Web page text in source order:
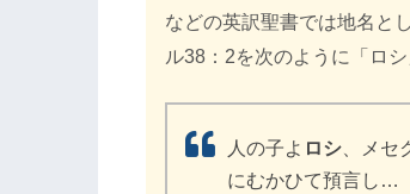
などの英訳聖書では地名と
ル38：2を次のように「ロ
人の子よ ロシ 、メ
にむかひて預言し…